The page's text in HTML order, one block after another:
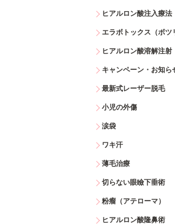
ヒアルロン酸注入療法
エラボトックス（ボツ
ヒアルロン酸溶解注射
キャンペーン・お知ら
最新式レーザー脱毛
小児の外傷
涙袋
ワキ汗
薄毛治療
切らない眼瞼下垂術
粉瘤（アテローマ）
ヒアルロン酸隆鼻術